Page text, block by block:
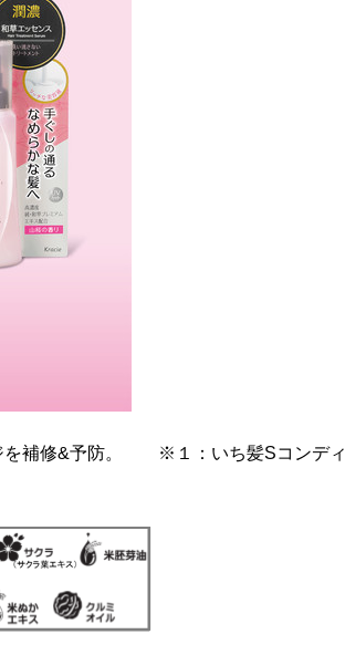
を補修&予防。 ※１：いち髪Sコンディ